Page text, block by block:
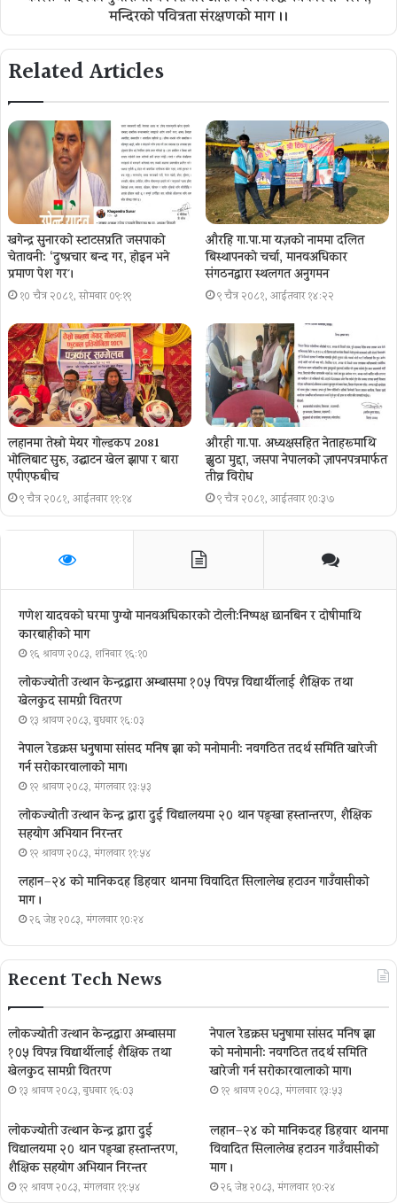
मन्दिरको पवित्रता संरक्षणको माग ।।
Related Articles
खगेन्द्र सुनारको स्टाटसप्रति जसपाको
चेतावनी: ‘दुष्प्रचार बन्द गर, होइन भने
प्रमाण पेश गर´।
१० चैत्र २०८१, सोमबार ०९:१९
औरहि गा.पा.मा यज्ञकाे नाममा दलित
बिस्थापनकाे चर्चा, मानवअधिकार
संगठनद्वारा स्थलगत अनुगमन
९ चैत्र २०८१, आईतवार १४:२२
लहानमा तेस्रो मेयर गोल्डकप 2081
भोलिबाट सुरु, उद्घाटन खेल झापा र बारा
एपीएफबीच
९ चैत्र २०८१, आईतवार ११:१४
औरही गा.पा. अध्यक्षसहित नेताहरूमाथि
झुठा मुद्दा, जसपा नेपालको ज्ञापनपत्रमार्फत
तीव्र विरोध
९ चैत्र २०८१, आईतवार १०:३७
गणेश यादवको घरमा पुग्याे मानवअधिकारकाे टोली:निष्पक्ष छानबिन र दोषीमाथि
कारबाहीको माग
१६ श्रावण २०८३, शनिबार १६:१०
लोकज्योती उत्थान केन्द्रद्वारा अम्बासमा १०५ विपन्न विद्यार्थीलाई शैक्षिक तथा
खेलकुद सामग्री वितरण
१३ श्रावण २०८३, बुधबार १६:०३
नेपाल रेडक्रस धनुषामा सांसद मनिष झा को मनोमानी: नवगठित तदर्थ समिति खारेजी
गर्न सरोकारवालाको माग।
१२ श्रावण २०८३, मंगलवार १३:५३
लोकज्योती उत्थान केन्द्र द्वारा दुई विद्यालयमा २० थान पङ्खा हस्तान्तरण, शैक्षिक
सहयोग अभियान निरन्तर
१२ श्रावण २०८३, मंगलवार ११:५४
लहान–२४ को मानिकदह डिहवार थानमा विवादित सिलालेख हटाउन गाउँवासीको
माग ।
२६ जेष्ठ २०८३, मंगलवार १०:२४
Recent Tech News
लोकज्योती उत्थान केन्द्रद्वारा अम्बासमा
१०५ विपन्न विद्यार्थीलाई शैक्षिक तथा
खेलकुद सामग्री वितरण
१३ श्रावण २०८३, बुधबार १६:०३
नेपाल रेडक्रस धनुषामा सांसद मनिष झा
को मनोमानी: नवगठित तदर्थ समिति
खारेजी गर्न सरोकारवालाको माग।
१२ श्रावण २०८३, मंगलवार १३:५३
लोकज्योती उत्थान केन्द्र द्वारा दुई
विद्यालयमा २० थान पङ्खा हस्तान्तरण,
शैक्षिक सहयोग अभियान निरन्तर
१२ श्रावण २०८३, मंगलवार ११:५४
लहान–२४ को मानिकदह डिहवार थानमा
विवादित सिलालेख हटाउन गाउँवासीको
माग ।
२६ जेष्ठ २०८३, मंगलवार १०:२४